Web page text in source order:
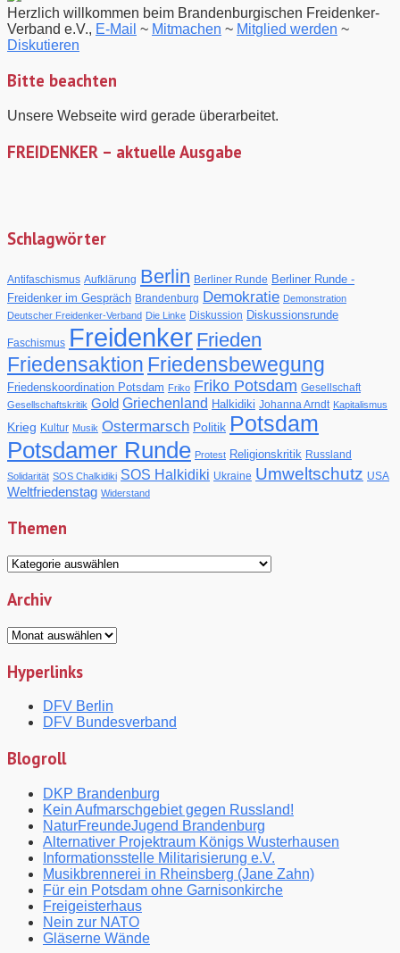
Herzlich willkommen beim Brandenburgischen Freidenker-
Verband e.V., E-Mail ~ Mitmachen ~ Mitglied werden ~
Diskutieren
Bitte beachten
Unsere Webseite wird gerade überarbeitet.
FREIDENKER – aktuelle Ausgabe
Schlagwörter
Antifaschismus Aufklärung Berlin Berliner Runde Berliner Runde -
Freidenker im Gespräch Brandenburg Demokratie Demonstration
Deutscher Freidenker-Verband Die Linke Diskussion Diskussionsrunde
Faschismus Freidenker Frieden
Friedensaktion Friedensbewegung
Friedenskoordination Potsdam Friko Friko Potsdam Gesellschaft
Gesellschaftskritik Gold Griechenland Halkidiki Johanna Arndt Kapitalismus
Krieg Kultur Musik Ostermarsch Politik Potsdam
Potsdamer Runde Protest Religionskritik Russland
Solidarität SOS Chalkidiki SOS Halkidiki Ukraine Umweltschutz USA
Weltfriedenstag Widerstand
Themen
Themen
Archiv
Archiv
Hyperlinks
DFV Berlin
DFV Bundesverband
Blogroll
DKP Brandenburg
Kein Aufmarschgebiet gegen Russland!
NaturFreundeJugend Brandenburg
Alternativer Projektraum Königs Wusterhausen
Informationsstelle Militarisierung e.V.
Musikbrennerei in Rheinsberg (Jane Zahn)
Für ein Potsdam ohne Garnisonkirche
Freigeisterhaus
Nein zur NATO
Gläserne Wände